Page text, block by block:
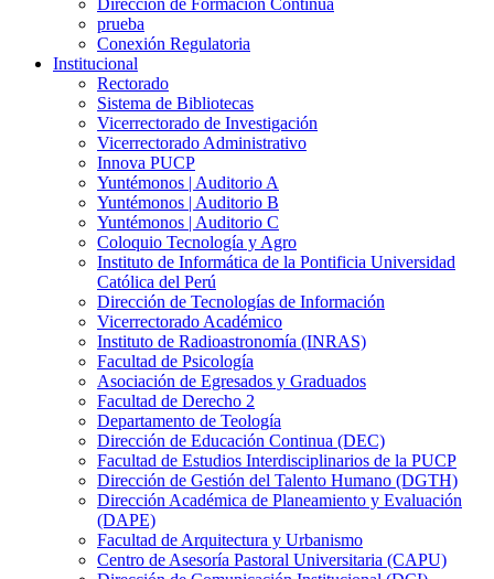
Dirección de Formación Continua
prueba
Conexión Regulatoria
Institucional
Rectorado
Sistema de Bibliotecas
Vicerrectorado de Investigación
Vicerrectorado Administrativo
Innova PUCP
Yuntémonos | Auditorio A
Yuntémonos | Auditorio B
Yuntémonos | Auditorio C
Coloquio Tecnología y Agro
Instituto de Informática de la Pontificia Universidad
Católica del Perú
Dirección de Tecnologías de Información
Vicerrectorado Académico
Instituto de Radioastronomía (INRAS)
Facultad de Psicología
Asociación de Egresados y Graduados
Facultad de Derecho 2
Departamento de Teología
Dirección de Educación Continua (DEC)
Facultad de Estudios Interdisciplinarios de la PUCP
Dirección de Gestión del Talento Humano (DGTH)
Dirección Académica de Planeamiento y Evaluación
(DAPE)
Facultad de Arquitectura y Urbanismo
Centro de Asesoría Pastoral Universitaria (CAPU)